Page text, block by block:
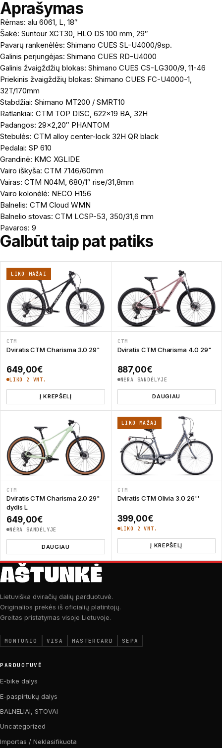
Aprašymas
Rėmas: alu 6061, L, 18″
Šakė: Suntour XCT30, HLO DS 100 mm, 29″
Pavarų rankenėlės: Shimano CUES SL-U4000/9sp.
Galinis perjungėjas: Shimano CUES RD-U4000
Galinis žvaigždžių blokas: Shimano CUES CS-LG300/9, 11-46
Priekinis žvaigždžių blokas: Shimano CUES FC-U4000-1,
32T/170mm
Stabdžiai: Shimano MT200 / SMRT10
Ratlankiai: CTM TOP DISC, 622×19 BA, 32H
Padangos: 29×2,20″ PHANTOM
Stebulės: CTM alloy center-lock 32H QR black
Pedalai: SP 610
Grandinė: KMC XGLIDE
Vairo iškyša: CTM 7146/60mm
Vairas: CTM N04M, 680/1″ rise/31,8mm
Vairo kolonėlė: NECO H156
Balnelis: CTM Cloud WMN
Balnelio stovas: CTM LCSP-53, 350/31,6 mm
Pavaros: 9
Galbūt taip pat patiks
LIKO MAŽAI
CTM
Dviratis CTM Charisma 3.0 29"
649,00€
LIKO 2 VNT.
Į KREPŠELĮ
CTM
Dviratis CTM Charisma 4.0 29"
887,00€
NĖRA SANDĖLYJE
DAUGIAU
CTM
Dviratis CTM Charisma 2.0 29"
dydis L
649,00€
NĖRA SANDĖLYJE
DAUGIAU
LIKO MAŽAI
CTM
Dviratis CTM Olivia 3.0 26''
399,00€
LIKO 2 VNT.
Į KREPŠELĮ
Lietuviška dviračių dalių parduotuvė.
Originalios prekės iš oficialių platintojų.
Greitas pristatymas visoje Lietuvoje.
MONTONIO VISA MASTERCARD SEPA
PARDUOTUVĖ
E-bike dalys
E-paspirtukų dalys
BALNELIAI, STOVAI
Uncategorized
Importas / Neklasifikuota